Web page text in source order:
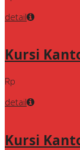
detail
Kursi
Rp
detail
Kursi